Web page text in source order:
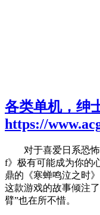
各类单机，绅
https://
对于喜爱日系恐
f》极有可能成为你的
鼎的《寒蝉鸣泣之时
这款游戏的故事倾注
臂”也在所不惜。